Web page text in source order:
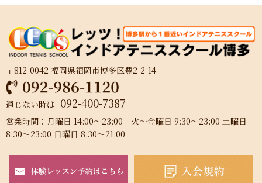
〒812-0042 福岡県福岡市博多区豊2-2-14
通じない時は 092-400-7387
営業時間：月曜日 14:00～23:00 火～金曜日 9:30～23:00 土曜日
8:30～23:00 日曜日 8:30～21:00